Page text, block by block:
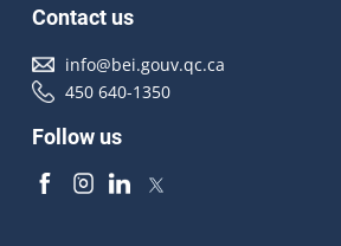
Contact us
info@bei.gouv.qc.ca
450 640-1350
Follow us